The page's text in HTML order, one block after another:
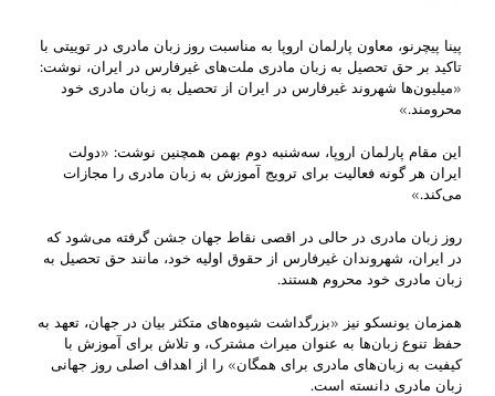
پینا پیچرنو، معاون پارلمان اروپا به مناسبت روز زبان مادری در توییتی با
تاکید بر حق تحصیل به زبان مادری ملت‌های غیر‌فارس در ایران، نوشت:
«میلیون‌ها شهروند غیر‌فارس در ایران از تحصیل به زبان مادری خود
محرومند.»
این مقام پارلمان اروپا، سه‌شنبه دوم بهمن همچنین نوشت: «دولت
ایران هر گونه فعالیت برای ترویج آموزش به زبان مادری را مجازات
می‌کند.»
روز زبان مادری در حالی در اقصی نقاط جهان جشن گرفته می‌شود که
در ایران، شهروندان غیرفارس از حقوق اولیه خود، مانند حق تحصیل به
زبان مادری خود محروم هستند.
همزمان یونسکو نیز «بزرگداشت شیوه‌های متکثر بیان در جهان، تعهد به
حفظ تنوع زبان‌ها به عنوان میراث مشترک، و تلاش برای آموزش با
کیفیت به زبان‌های مادری برای همگان» را از اهداف اصلی روز جهانی
زبان مادری دانسته است.